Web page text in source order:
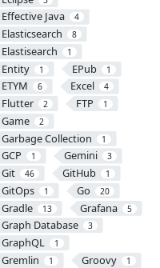
Effective Java 4
Elasticsearch 8
Elastisearch 1
Entity 1 EPub 1
ETYM 6 Excel 4
Flutter 2 FTP 1
Game 2
Garbage Collection 1
GCP 1 Gemini 3
Git 46 GitHub 1
GitOps 1 Go 20
Gradle 13 Grafana 5
Graph Database 3
GraphQL 1
Gremlin 1 Groovy 1